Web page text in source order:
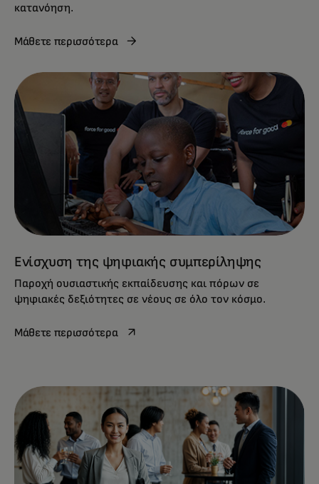
κατανόηση.
Μάθετε περισσότερα
Ενίσχυση της ψηφιακής συμπερίληψης
Παροχή ουσιαστικής εκπαίδευσης και πόρων σε
ψηφιακές δεξιότητες σε νέους σε όλο τον κόσμο.
Μάθετε περισσότεραopens in a new tab